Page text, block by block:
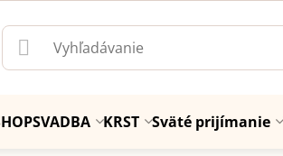
SVADBA KRST Sväté prijímanie